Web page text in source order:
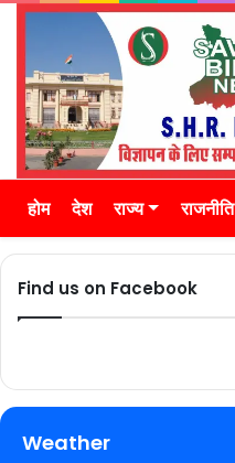
होम देश राज्य राजनीति
Find us on Facebook
Weather